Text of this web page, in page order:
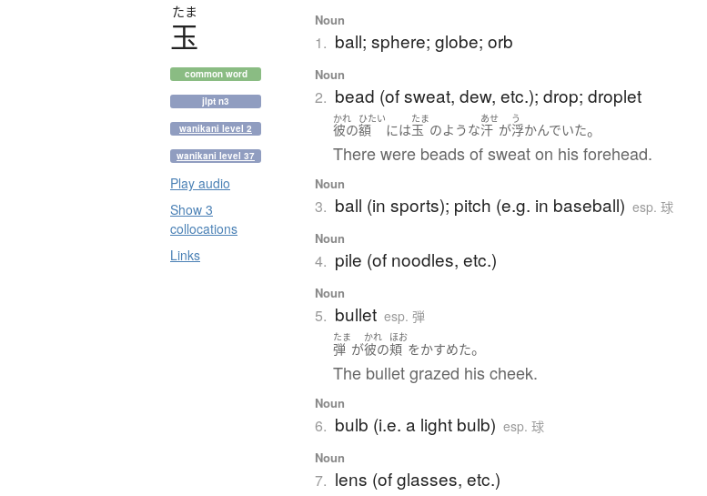
たま
玉
common word
jlpt n3
wanikani level 2
wanikani level 37
Play audio
Show 3
collocations
Links
Noun
1. ball; sphere; globe; orb
Noun
2. bead (of sweat, dew, etc.); drop; droplet
かれ
彼の
ひたい
額 には
たま
玉 のような
あせ
汗 が
う
浮かんでいた。
There were beads of sweat on his forehead.
Noun
3. ball (in sports); pitch (e.g. in baseball) esp. 球
Noun
4. pile (of noodles, etc.)
Noun
5. bullet esp. 弾
たま
弾 が
かれ
彼の
ほお
頬 をかすめた。
The bullet grazed his cheek.
Noun
6. bulb (i.e. a light bulb) esp. 球
Noun
7. lens (of glasses, etc.)